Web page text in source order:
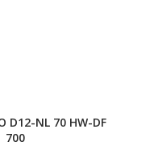
D12-NL 70 HW-DF
700